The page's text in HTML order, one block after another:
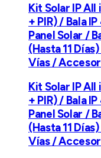
Kit Solar IP
+ PIR) / Bala
Panel Solar /
(Hasta 11
Vías /
Kit Solar IP
+ PIR) / Bala
Panel Solar /
(Hasta 11
Vías /